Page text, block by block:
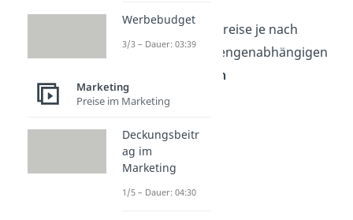
Stufung der Preise je nach
Menge bei mengenabhängigen
Staffelpreisen
Werbebudget
3/3 – Dauer: 03:39
Marketing
Preise im Marketing
Deckungsbeitr
ag im
Marketing
1/5 – Dauer: 04:30